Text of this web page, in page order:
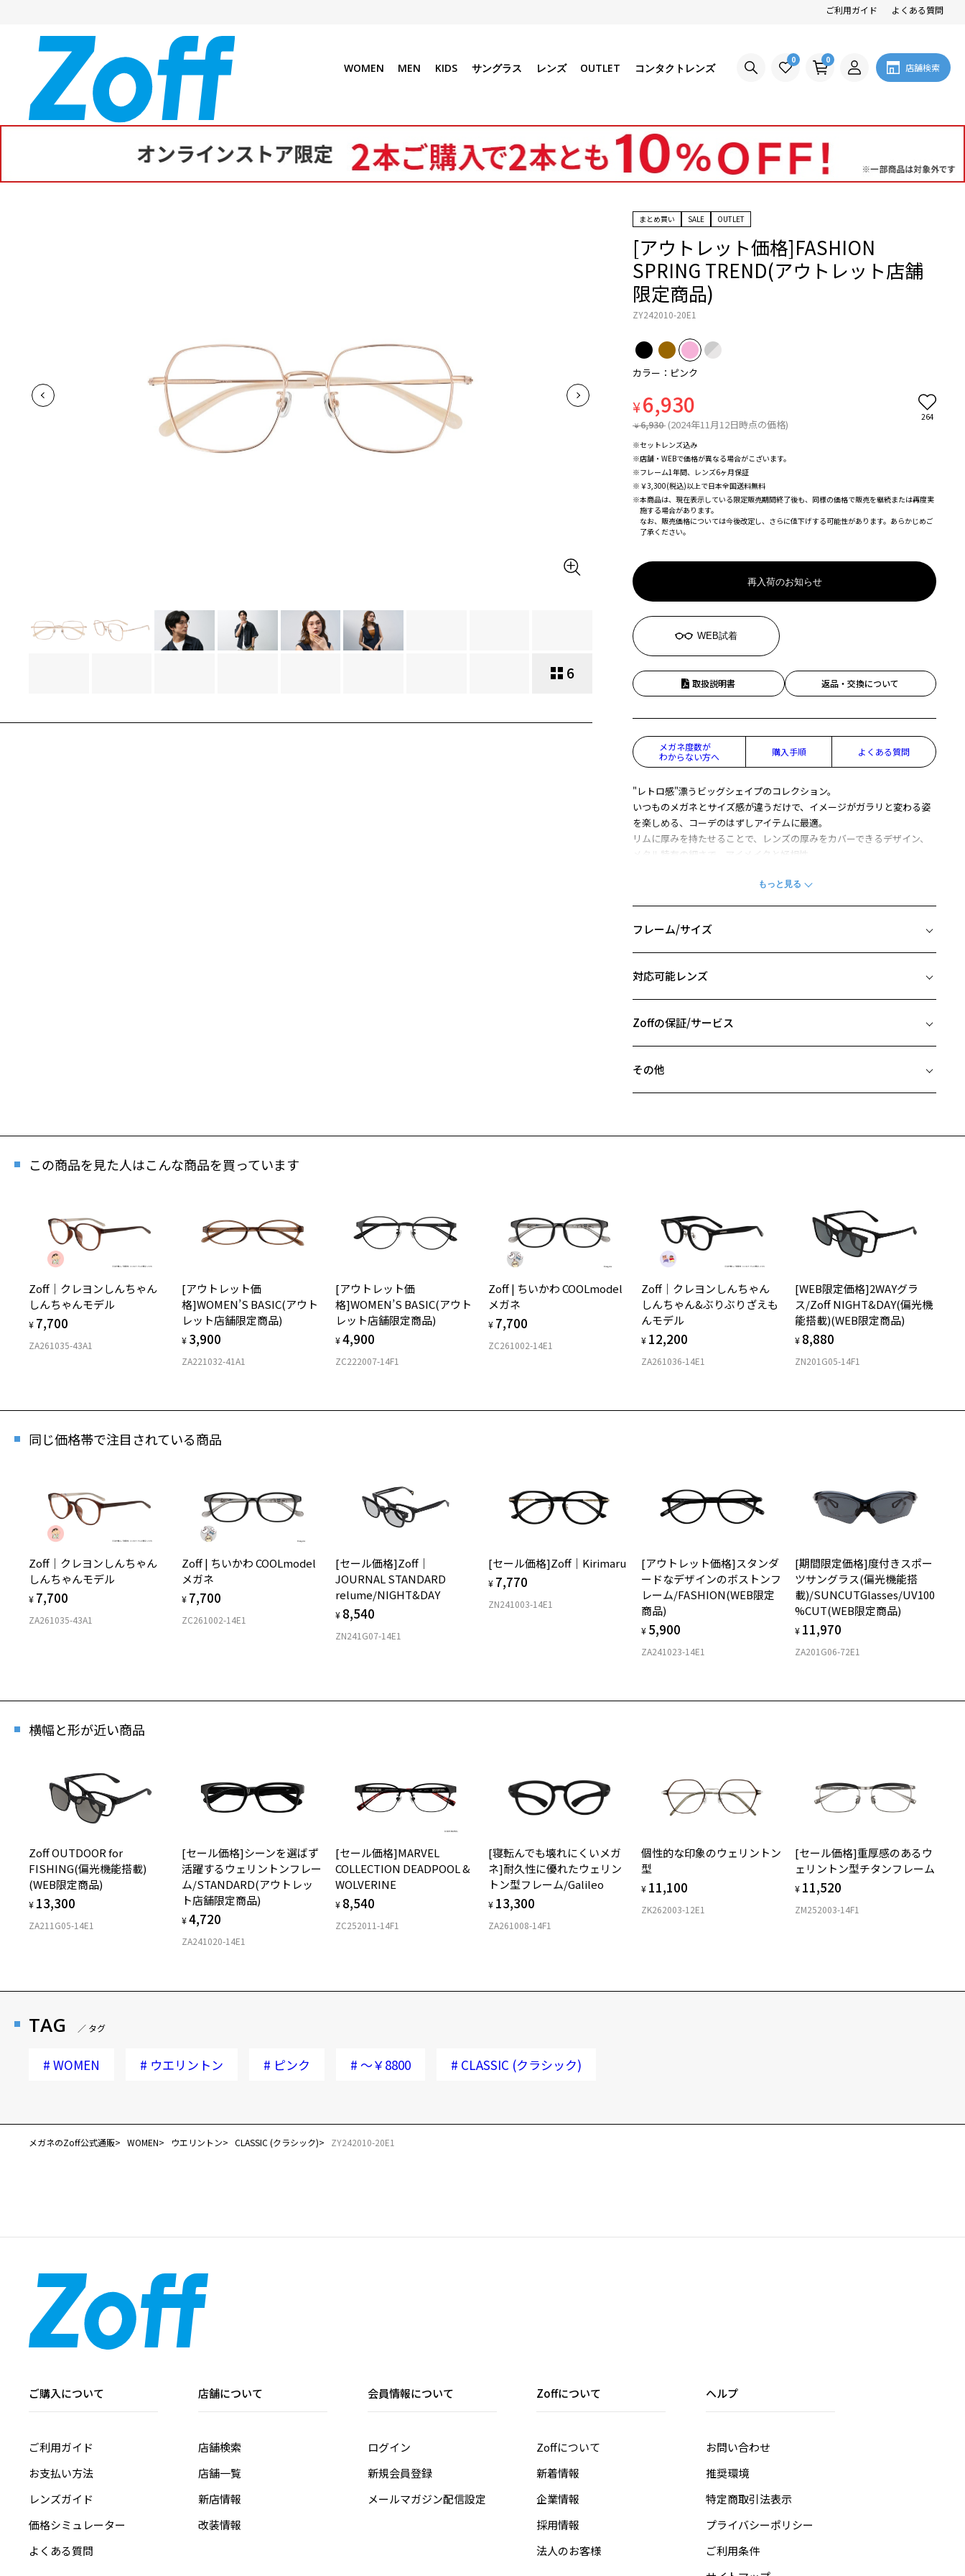
ご利用ガイド よくある質問
WOMEN MEN KIDS サングラス レンズ OUTLET コンタクトレンズ
0 0
店舗検索
6
まとめ買い SALE OUTLET
[アウトレット価格]FASHION
SPRING TREND(アウトレット店舗
限定商品)
ZY242010-20E1
カラー：ピンク
¥6,930
¥ 6,930 (2024年11月12日時点の価格)
264
お気に入りリストはこちら
※セットレンズ込み
※店舗・WEBで価格が異なる場合がこざいます。
※フレーム1年間、レンズ6ヶ月保証
※￥3,300(税込)以上で日本全国送料無料
※本商品は、現在表示している限定販売期間終了後も、同様の価格で販売を継続または再度実
施する場合があります。
なお、販売価格については今後改定し、さらに値下げする可能性があります。あらかじめご
了承ください。
再入荷のお知らせ
再入荷お知らせメールのお申し込み
「再入荷お知らせメール」はZoffオンラインストア会員さまのみ対象となります。
[アウトレット価格]FASHION SPRING TREND(アウトレット店舗限定商
※本サービスは商品の購入をお約束するものではありません。
※ご希望の商品が再入荷しない場合もございますので予めご了承ください。
※「再入荷お知らせメール」はZoffオンラインストアで取り扱っている商品が対象となります。
店舗への再入荷ではございませんのでご了承ください。
WEB試着
取扱説明書 返品・交換について
メガネ度数が
わからない方へ
購入手順 よくある質問
"レトロ感"漂うビッグシェイプのコレクション。
いつものメガネとサイズ感が違うだけで、イメージがガラリと変わる姿
を楽しめる、コーデのはずしアイテムに最適。
リムに厚みを持たせることで、レンズの厚みをカバーできるデザイン、
メタル特有の細さで、アイメイクと好相性。
※柄や色味の出方に個体差があり、画像と異なる場合がございます。
フレーム/サイズ
B ブリッジ(鼻部分)の横幅：19mm
お持ちのZoffメガネサイズを確認するには？
仕上がり寸法
D 仕上がりの横幅：約143mm
E 仕上がりの縦幅：約48mm
ウエリントン
フロント素材：メタル
対応可能レンズ
フレームとレンズの合計料金を知りたい方へ
Zoffの保証/サービス
安心2 視力測定無料
視力の変化を早めに発見するために、定期的な視力測定をおす
すめいたします。
安心3 かかり具合調整無料
フレームの歪みやかかり具合の調整・クリーニングは、全国の
Zoff店舗にていつでも対応いたします。
その他
＜メガネの度数情報がわからない方へ＞
オンラインストアでフレームのみ購入して、
ご購入時に「レンズ交換券」をお選びいただくと、実店舗で度数を測定
のうえ、
度付きレンズ（標準セットレンズ）へ無料交換いただけます。
詳しくはこちら
実店舗で度数を測定いただけます
この商品を見た人はこんな商品を買っています
Zoff｜クレヨンしんちゃん
しんちゃんモデル
¥ 7,700
ZA261035-43A1
[アウトレット価
格]WOMEN’S BASIC(アウト
レット店舗限定商品)
¥ 3,900
ZA221032-41A1
[アウトレット価
格]WOMEN’S BASIC(アウト
レット店舗限定商品)
¥4,900
ZC222007-14F1
Zoff | ちいかわ COOLmodel
メガネ
¥ 7,700
ZC261002-14E1
Zoff｜クレヨンしんちゃん
しんちゃん&ぶりぶりざえも
んモデル
¥ 12,200
ZA261036-14E1
[WEB限定価格]2WAYグラ
ス/Zoff NIGHT&DAY(偏光機
能搭載)(WEB限定商品)
¥ 8,880
ZN201G05-14F1
同じ価格帯で注目されている商品
Zoff｜クレヨンしんちゃん
しんちゃんモデル
¥ 7,700
ZA261035-43A1
Zoff | ちいかわ COOLmodel
メガネ
¥ 7,700
ZC261002-14E1
[セール価格]Zoff｜
JOURNAL STANDARD
relume/NIGHT&DAY
¥ 8,540
ZN241G07-14E1
[セール価格]Zoff｜Kirimaru
¥ 7,770
ZN241003-14E1
[アウトレット価格]スタンダ
ードなデザインのボストンフ
レーム/FASHION(WEB限定
商品)
¥ 5,900
ZA241023-14E1
[期間限定価格]度付きスポー
ツサングラス(偏光機能搭
載)/SUNCUTGlasses/UV100
%CUT(WEB限定商品)
¥ 11,970
ZA201G06-72E1
横幅と形が近い商品
Zoff OUTDOOR for
FISHING(偏光機能搭載)
(WEB限定商品)
¥ 13,300
ZA211G05-14E1
[セール価格]シーンを選ばず
活躍するウェリントンフレー
ム/STANDARD(アウトレッ
ト店舗限定商品)
¥4,720
ZA241020-14E1
[セール価格]MARVEL
COLLECTION DEADPOOL &
WOLVERINE
¥ 8,540
ZC252011-14F1
[寝転んでも壊れにくいメガ
ネ]耐久性に優れたウェリン
トン型フレーム/Galileo
¥ 13,300
ZA261008-14F1
個性的な印象のウェリントン
型
¥ 11,100
ZK262003-12E1
[セール価格]重厚感のあるウ
ェリントン型チタンフレーム
¥ 11,520
ZM252003-14F1
TAG ／ タグ
# WOMEN # ウエリントン # ピンク # ～￥8800 # CLASSIC (クラシック)
メガネのZoff公式通販 WOMEN ウエリントン CLASSIC (クラシック) ZY242010-20E1
ご購入について
ご利用ガイド
お支払い方法
レンズガイド
価格シミュレーター
よくある質問
店舗について
店舗検索
店舗一覧
新店情報
改装情報
会員情報について
ログイン
新規会員登録
メールマガジン配信設定
Zoffについて
Zoffについて
新着情報
企業情報
採用情報
法人のお客様
ヘルプ
お問い合わせ
推奨環境
特定商取引法表示
プライバシーポリシー
ご利用条件